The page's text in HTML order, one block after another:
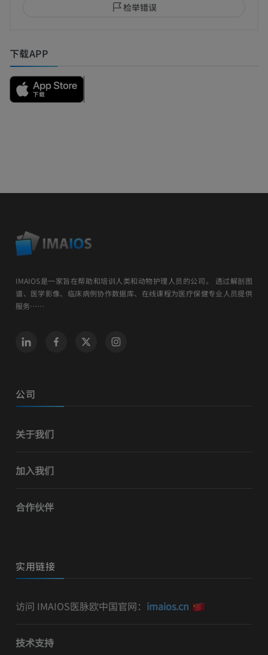
检举错误
下载APP
IMAIOS是一家旨在帮助和培训人类和动物护理人员的公司。 透过解剖图
谱、医学影像、临床病例协作数据库、在线课程为医疗保健专业人员提供
服务……
公司
关于我们
加入我们
合作伙伴
实用链接
访问 IMAIOS医脉欧中国官网： imaios.cn
技术支持